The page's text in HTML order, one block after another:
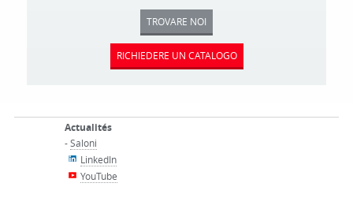
TROVARE NOI
RICHIEDERE UN CATALOGO
Actualités
-Saloni
LinkedIn
YouTube